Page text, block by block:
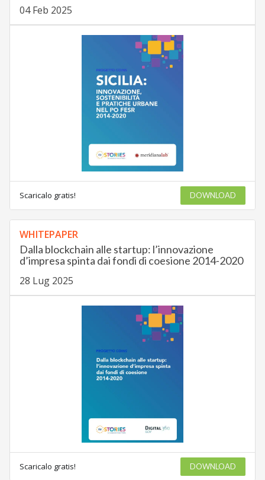
04 Feb 2025
Scaricalo gratis! DOWNLOAD
WHITEPAPER
Dalla blockchain alle startup: l’innovazione
d’impresa spinta dai fondi di coesione 2014-2020
28 Lug 2025
Scaricalo gratis! DOWNLOAD